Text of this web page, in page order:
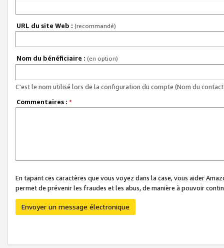
URL du site Web : (recommandé)
Nom du bénéficiaire : (en option)
C'est le nom utilisé lors de la configuration du compte (Nom du
Commentaires : *
En tapant ces caractères que vous voyez dans la case, vous aider
permet de prévenir les fraudes et les abus, de manière à pouvoir
Envoyer un message électronique